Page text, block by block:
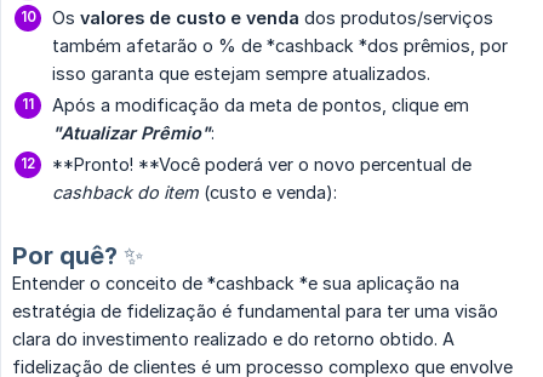
Os valores de custo e venda dos produtos/serviços
também afetarão o % de *cashback *dos prêmios, por
isso garanta que estejam sempre atualizados.
Após a modificação da meta de pontos, clique em
"Atualizar Prêmio":
**Pronto! **Você poderá ver o novo percentual de
cashback do item (custo e venda):
Por quê? ✨
Entender o conceito de *cashback *e sua aplicação na
estratégia de fidelização é fundamental para ter uma visão
clara do investimento realizado e do retorno obtido. A
fidelização de clientes é um processo complexo que envolve